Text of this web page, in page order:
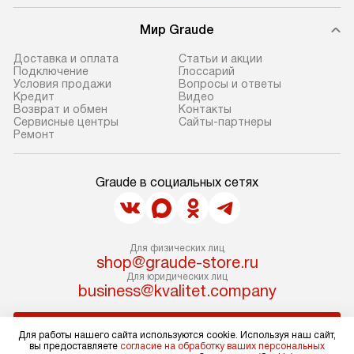
В назначенный день служба
доставки привезет упакованный
прибор до подъезда. Если
требуется переместить прибор
до двери квартиры или до места
установки, это нужно согласовать
дополнительная плата. Учитывайте
габариты прибора: если
он не проходит через дверной
службы не могут демонтировать
дверцы, ручки или другие
выступающие элементы, чтобы
не лишить гарантийного ремонта.
Перед заказом убедитесь, что
отдельных
и подключение
производится
и сбои в
длительное и
Мир Graude
Доставка и оплата
Подключение
Условия продажи
Кредит
Возврат и обмен
Сервисные центры
Ремонт
Статьи и акции
Глоссарий
Вопросы и ответы
Видео
Контакты
Сайты-партнеры
Graude в социальных сетях
Для физических лиц
shop@graude-store.ru
Для юридических лиц
business@kvalitet.company
Для работы нашего сайта используются cookie. Используя наш сайт,
вы предоставляете согласие на обработку ваших персональных